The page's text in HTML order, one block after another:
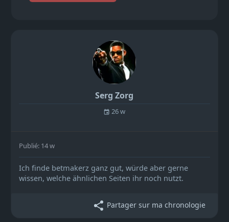
Serg Zorg
26 w
Publié: 14 w
Ich finde betmakerz ganz gut, würde aber gerne
wissen, welche ähnlichen Seiten ihr noch nutzt.
Partager sur ma chronologie